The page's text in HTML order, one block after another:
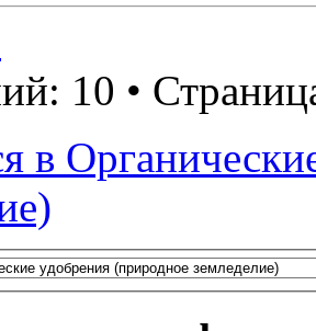
10 •
в